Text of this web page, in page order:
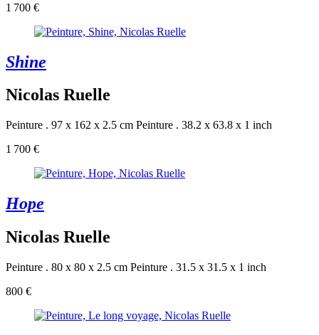
1 700 €
Shine
Nicolas Ruelle
Peinture . 97 x 162 x 2.5 cm Peinture . 38.2 x 63.8 x 1 inch
1 700 €
Hope
Nicolas Ruelle
Peinture . 80 x 80 x 2.5 cm Peinture . 31.5 x 31.5 x 1 inch
800 €